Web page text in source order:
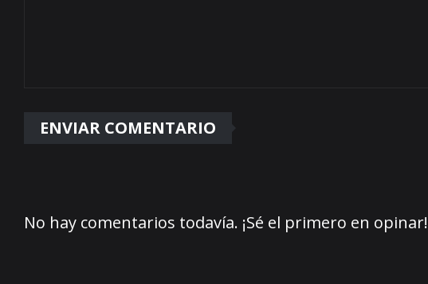
No hay comentarios todavía. ¡Sé el primero en opinar!